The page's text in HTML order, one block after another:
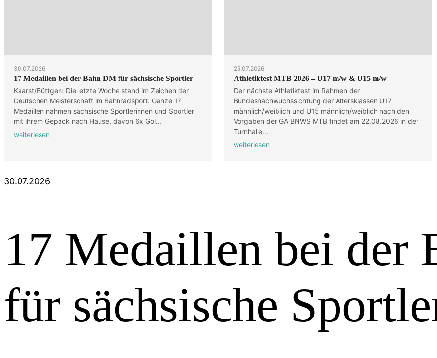
30.07.2026
17 Medaillen bei der Bahn DM für sächsische Sportler
Kaarst/Büttgen: Die letzte Woche stand im Zeichen der
Deutschen Meisterschaft im Bahnradsport. Ganze 17
Medaillen nahmen sächsische Sportlerinnen und Sportler
mit ihrem Gepäck nach Hause, davon 6x Gol...
weiterlesen
25.07.2026
Athletiktest MTB 2026 – U17 m/w & U15 m/w
Der nächste Athletiktest im Rahmen der
Bundesnachwuchssichtung der Altersklassen U17
männlich/weiblich und U15 männlich/weiblich nach den
Vorgaben der GA BNWS MTB findet am 22.08.2026 in der
Turnhalle...
weiterlesen
30.07.2026
17 Medaillen bei der
für sächsische